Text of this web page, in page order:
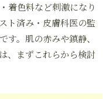
着色料など刺激になり
ト済み・皮膚科医の監
。肌の赤みや鎮静、
、まずこれらから検討